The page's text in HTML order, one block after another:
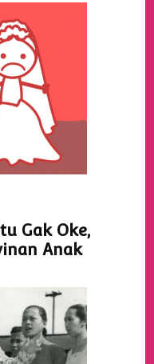
Gak Oke,
Anak